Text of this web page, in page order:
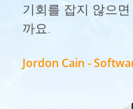
기회를 잡지 않으
까요. ​​​​​​​
Jordon Cain -